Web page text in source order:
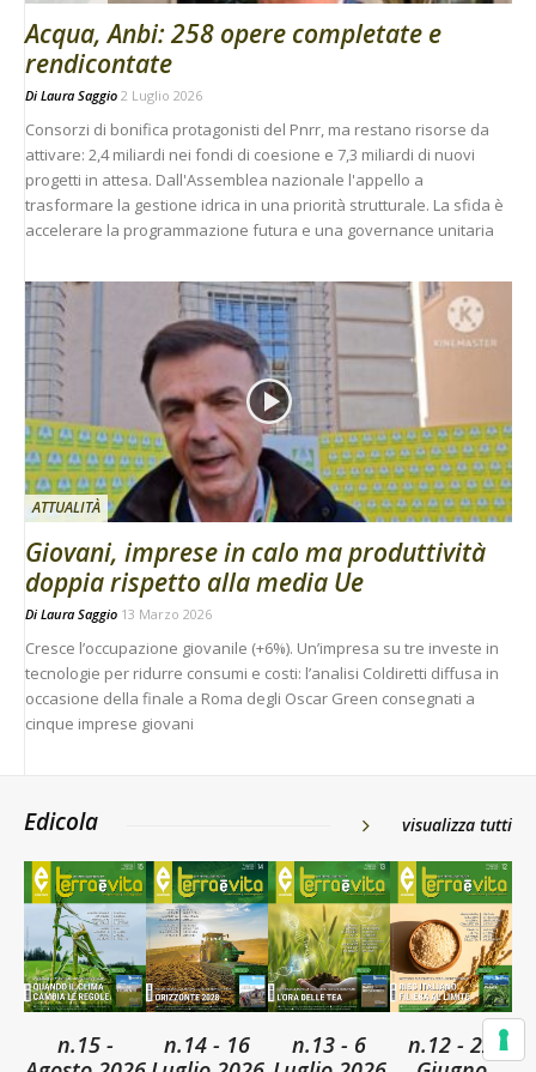
Acqua, Anbi: 258 opere completate e
rendicontate
Di Laura Saggio 2 Luglio 2026
Consorzi di bonifica protagonisti del Pnrr, ma restano risorse da
attivare: 2,4 miliardi nei fondi di coesione e 7,3 miliardi di nuovi
progetti in attesa. Dall'Assemblea nazionale l'appello a
trasformare la gestione idrica in una priorità strutturale. La sfida è
accelerare la programmazione futura e una governance unitaria
ATTUALITÀ
Giovani, imprese in calo ma produttività
doppia rispetto alla media Ue
Di Laura Saggio 13 Marzo 2026
Cresce l’occupazione giovanile (+6%). Un’impresa su tre investe in
tecnologie per ridurre consumi e costi: l’analisi Coldiretti diffusa in
occasione della finale a Roma degli Oscar Green consegnati a
cinque imprese giovani
Edicola visualizza tutti
n.15 -
n.14 - 16
n.13 - 6
n.12 - 22